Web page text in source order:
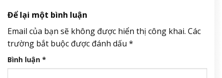
Để lại một bình luận
Email của bạn sẽ không được hiển thị công khai. Các
trường bắt buộc được đánh dấu *
Bình luận *